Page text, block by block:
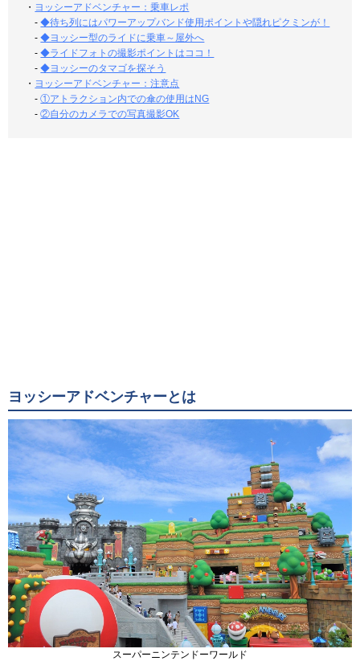
・ ヨッシーアドベンチャー：乗車レポ
-◆待ち列にはパワーアップバンド使用ポイントや隠れピクミンが！
-◆ヨッシー型のライドに乗車～屋外へ
-◆ライドフォトの撮影ポイントはココ！
-◆ヨッシーのタマゴを探そう
・ ヨッシーアドベンチャー：注意点
-①アトラクション内での傘の使用はNG
-②自分のカメラでの写真撮影OK
ヨッシーアドベンチャーとは
スーパーニンテンドーワールド